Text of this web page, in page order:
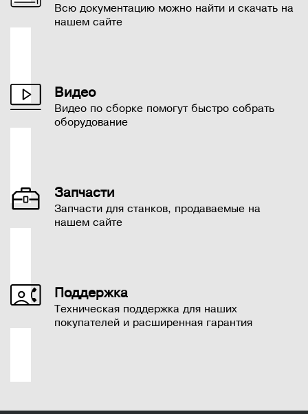
Всю документацию можно найти и скачать на
нашем сайте
Видео
Видео по сборке помогут быстро собрать
оборудование
Запчасти
Запчасти для станков, продаваемые на
нашем сайте
Поддержка
Техническая поддержка для наших
покупателей и расширенная гарантия